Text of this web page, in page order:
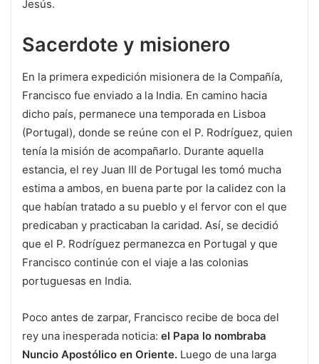
Jesús.
Sacerdote y misionero
En la primera expedición misionera de la Compañía,
Francisco fue enviado a la India. En camino hacia
dicho país, permanece una temporada en Lisboa
(Portugal), donde se reúne con el P. Rodríguez, quien
tenía la misión de acompañarlo. Durante aquella
estancia, el rey Juan III de Portugal les tomó mucha
estima a ambos, en buena parte por la calidez con la
que habían tratado a su pueblo y el fervor con el que
predicaban y practicaban la caridad. Así, se decidió
que el P. Rodríguez permanezca en Portugal y que
Francisco continúe con el viaje a las colonias
portuguesas en India.
Poco antes de zarpar, Francisco recibe de boca del
rey una inesperada noticia: el Papa lo nombraba
Nuncio Apostólico en Oriente. Luego de una larga